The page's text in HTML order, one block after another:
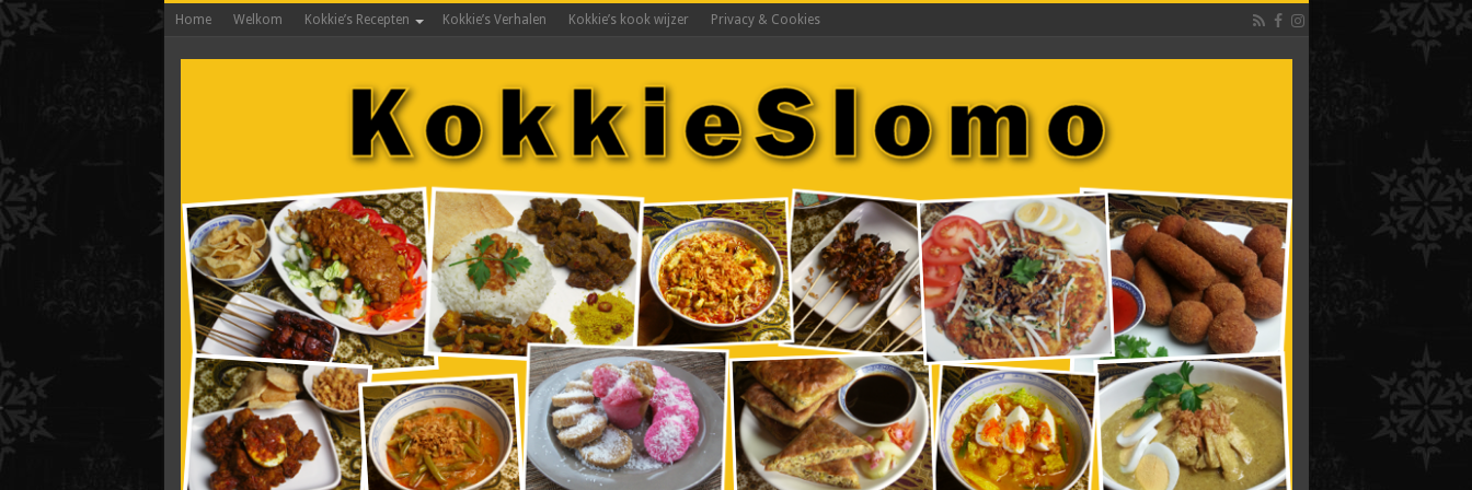
Home Welkom Kokkie’s Recepten Kokkie’s Verhalen Kokkie’s kook wijzer Privacy & Cookies